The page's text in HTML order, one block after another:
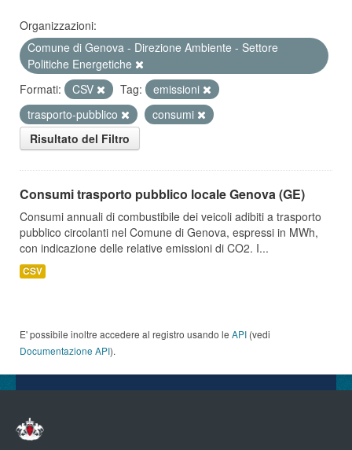
Organizzazioni:
Comune di Genova - Direzione Ambiente - Settore
Politiche Energetiche
Formati:
CSV Tag:
emissioni
trasporto-pubblico
consumi
Risultato del Filtro
Consumi trasporto pubblico locale Genova (GE)
Consumi annuali di combustibile dei veicoli adibiti a trasporto
pubblico circolanti nel Comune di Genova, espressi in MWh,
con indicazione delle relative emissioni di CO2. I...
CSV
E' possibile inoltre accedere al registro usando le API (vedi
Documentazione API).